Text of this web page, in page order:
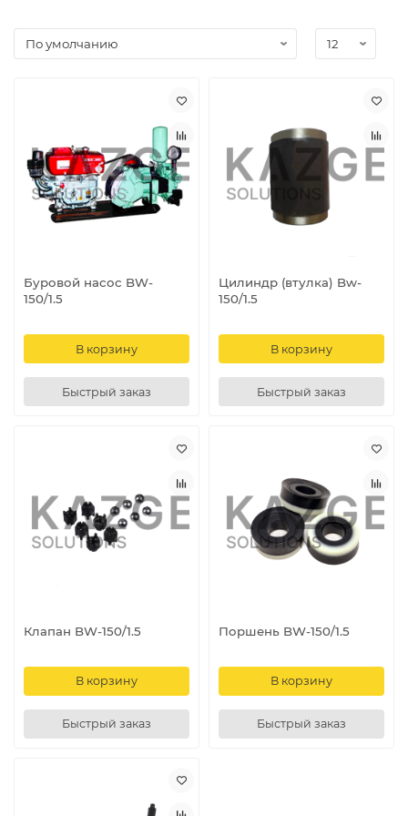
изготовлены высококачественной стали по технологии
твёрдого хромирования, возможна установка
увеличивает межсервисный интервал. Поршни
резины. Насос оснащен шаровыми клапанами и
седлами из нержавеющей стали. Диаметр цилиндра
насоса 80 мм, возможна установка цилиндров других
диаметров для изменения параметров давления и
подачи жидкости насоса.
Буровой насос BW-
150/1.5
В корзину
Быстрый заказ
Цилиндр (втулка) Bw-
150/1.5
В корзину
Быстрый заказ
Клапан BW-150/1.5
В корзину
Быстрый заказ
Поршень BW-150/1.5
В корзину
Быстрый заказ